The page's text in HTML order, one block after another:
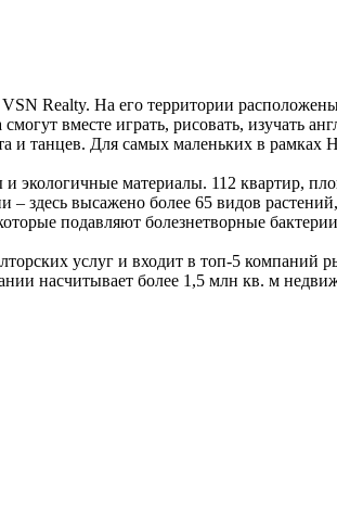
Realty. На его территории
вместе играть, рисовать, изучать
и танцев. Для самых маленьких в рамках
материалы. 112 квартир,
здесь высажено более 65 видов
подавляют болезнетворные
услуг и входит в топ-5 компаний
насчитывает более 1,5 млн кв. м